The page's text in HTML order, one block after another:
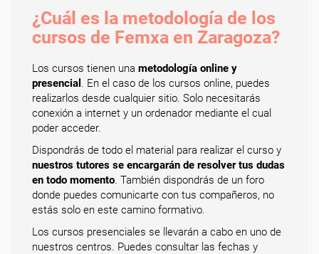
¿Cuál es la metodología de los
cursos de Femxa en Zaragoza?
Los cursos tienen una metodología online y
presencial . En el caso de los cursos online, puedes
realizarlos desde cualquier sitio. Solo necesitarás
conexión a internet y un ordenador mediante el cual
poder acceder.
Dispondrás de todo el material para realizar el curso y
nuestros tutores se encargarán de resolver tus dudas
en todo momento. También dispondrás de un foro
donde puedes comunicarte con tus compañeros, no
estás solo en este camino formativo.
Los cursos presenciales se llevarán a cabo en uno de
nuestros centros. Puedes consultar las fechas y